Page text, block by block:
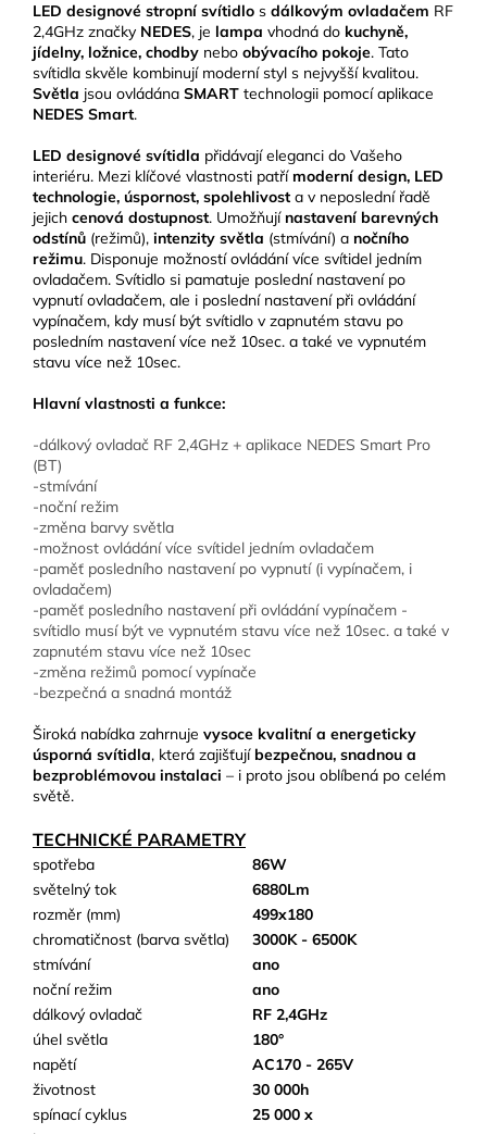
LED designové stropní svítidlo s dálkovým ovladačem RF
2,4GHz značky NEDES, je lampa vhodná do kuchyně,
jídelny, ložnice, chodby nebo obývacího pokoje. Tato
svítidla skvěle kombinují moderní styl s nejvyšší kvalitou.
Světla jsou ovládána SMART technologii pomocí aplikace
NEDES Smart.
LED designové svítidla přidávají eleganci do Vašeho
interiéru. Mezi klíčové vlastnosti patřímoderní design, LED
technologie, úspornost, spolehlivost a v neposlední řadě
jejich cenová dostupnost. Umožňujínastavení barevných
odstínů (režimů), intenzity světla (stmívání) a nočního
režimu. Disponuje možností ovládání více svítidel jedním
ovladačem. Svítidlo si pamatuje poslední nastavení po
vypnutí ovladačem, ale i poslední nastavení při ovládání
vypínačem, kdy musí být svítidlo v zapnutém stavu po
posledním nastavení více než 10sec. a také ve vypnutém
stavu více než 10sec.
Hlavní vlastnosti a funkce:
-dálkový ovladač RF 2,4GHz + aplikace NEDES Smart Pro
(BT)
-stmívání
-noční režim
-změna barvy světla
-možnost ovládání více svítidel jedním ovladačem
-paměť posledního nastavení po vypnutí (i vypínačem, i
ovladačem)
-paměť posledního nastavení při ovládání vypínačem -
svítidlo musí být ve vypnutém stavu více než 10sec. a také v
zapnutém stavu více než 10sec
-změna režimů pomocí vypínače
-bezpečná a snadná montáž
Široká nabídka zahrnuje vysoce kvalitní a energeticky
úsporná svítidla, která zajišťují bezpečnou, snadnou a
bezproblémovou instalaci – i proto jsou oblíbená po celém
světě.
TECHNICKÉ PARAMETRY
spotřeba
86W
světelný tok
6880Lm
rozměr (mm)
499x180
chromatičnost (barva světla)
3000K - 6500K
stmívání
ano
noční režim
ano
dálkový ovladač
RF 2,4GHz
úhel světla
180°
napětí
AC170 - 265V
životnost
30 000h
spínací cyklus
25 000 x